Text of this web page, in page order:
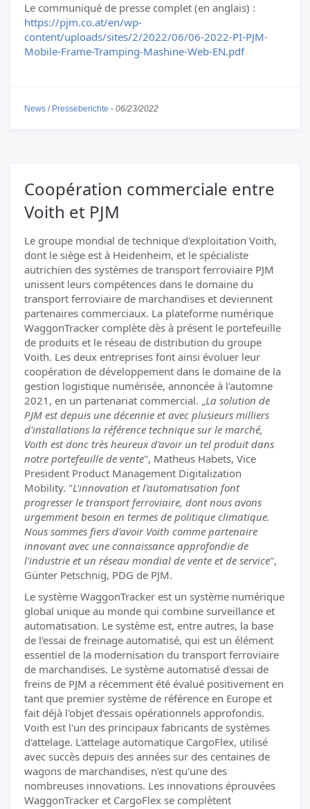
Le communiqué de presse complet (en anglais) :
https://pjm.co.at/en/wp-
content/uploads/sites/2/2022/06/06-2022-PI-PJM-
Mobile-Frame-Tramping-Mashine-Web-EN.pdf
News / Presseberichte - 06/23/2022
Coopération commerciale entre
Voith et PJM
Le groupe mondial de technique d'exploitation Voith,
dont le siège est à Heidenheim, et le spécialiste
autrichien des systèmes de transport ferroviaire PJM
unissent leurs compétences dans le domaine du
transport ferroviaire de marchandises et deviennent
partenaires commerciaux. La plateforme numérique
WaggonTracker complète dès à présent le portefeuille
de produits et le réseau de distribution du groupe
Voith. Les deux entreprises font ainsi évoluer leur
coopération de développement dans le domaine de la
gestion logistique numérisée, annoncée à l'automne
2021, en un partenariat commercial. „La solution de
PJM est depuis une décennie et avec plusieurs milliers
d'installations la référence technique sur le marché,
Voith est donc très heureux d'avoir un tel produit dans
notre portefeuille de vente", Matheus Habets, Vice
President Product Management Digitalization
Mobility. "L'innovation et l'automatisation font
progresser le transport ferroviaire, dont nous avons
urgemment besoin en termes de politique climatique.
Nous sommes fiers d'avoir Voith comme partenaire
innovant avec une connaissance approfondie de
l'industrie et un réseau mondial de vente et de service",
Günter Petschnig, PDG de PJM.
Le système WaggonTracker est un système numérique
global unique au monde qui combine surveillance et
automatisation. Le système est, entre autres, la base
de l'essai de freinage automatisé, qui est un élément
essentiel de la modernisation du transport ferroviaire
de marchandises. Le système automatisé d'essai de
freins de PJM a récemment été évalué positivement en
tant que premier système de référence en Europe et
fait déjà l'objet d'essais opérationnels approfondis.
Voith est l'un des principaux fabricants de systèmes
d'attelage. L'attelage automatique CargoFlex, utilisé
avec succès depuis des années sur des centaines de
wagons de marchandises, n'est qu'une des
nombreuses innovations. Les innovations éprouvées
WaggonTracker et CargoFlex se complètent